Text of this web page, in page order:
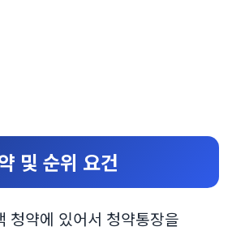
및 순위 요건
청약에 있어서 청약통장을